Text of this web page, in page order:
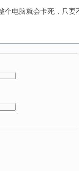
电脑就会卡死，只要